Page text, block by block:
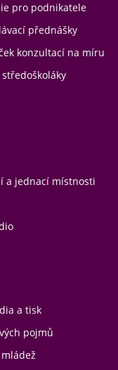
pro podnikatele
přednášky
konzultací na míru
a jednací místnosti
a tisk
pojmů